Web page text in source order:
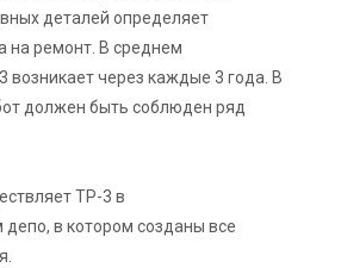
деталей определяет
на ремонт. В среднем
возникает через каждые 3 года. В
должен быть соблюден ряд
ТР-3 в
в котором созданы все